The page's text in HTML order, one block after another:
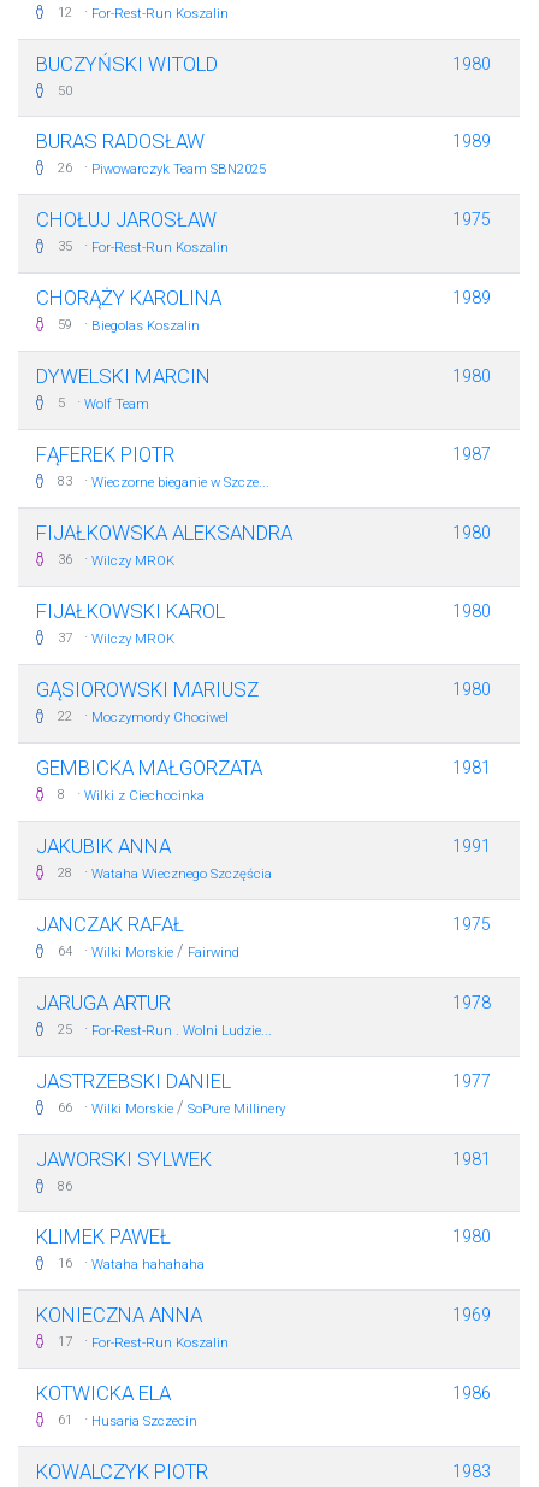
12 · For-Rest-Run Koszalin
BUCZYŃSKI WITOLD
50
1980
BURAS RADOSŁAW
26 · Piwowarczyk Team SBN2025
1989
CHOŁUJ JAROSŁAW
35 · For-Rest-Run Koszalin
1975
CHORĄŻY KAROLINA
59 · Biegolas Koszalin
1989
DYWELSKI MARCIN
5 · Wolf Team
1980
FĄFEREK PIOTR
83 · Wieczorne bieganie w Szcze...
1987
FIJAŁKOWSKA ALEKSANDRA
36 · Wilczy MROK
1980
FIJAŁKOWSKI KAROL
37 · Wilczy MROK
1980
GĄSIOROWSKI MARIUSZ
22 · Moczymordy Chociwel
1980
GEMBICKA MAŁGORZATA
8 · Wilki z Ciechocinka
1981
JAKUBIK ANNA
28 · Wataha Wiecznego Szczęścia
1991
JANCZAK RAFAŁ
64 · Wilki Morskie / Fairwind
1975
JARUGA ARTUR
25 · For-Rest-Run . Wolni Ludzie...
1978
JASTRZEBSKI DANIEL
66 · Wilki Morskie / SoPure Millinery
1977
JAWORSKI SYLWEK
86
1981
KLIMEK PAWEŁ
16 · Wataha hahahaha
1980
KONIECZNA ANNA
17 · For-Rest-Run Koszalin
1969
KOTWICKA ELA
61 · Husaria Szczecin
1986
KOWALCZYK PIOTR 1983